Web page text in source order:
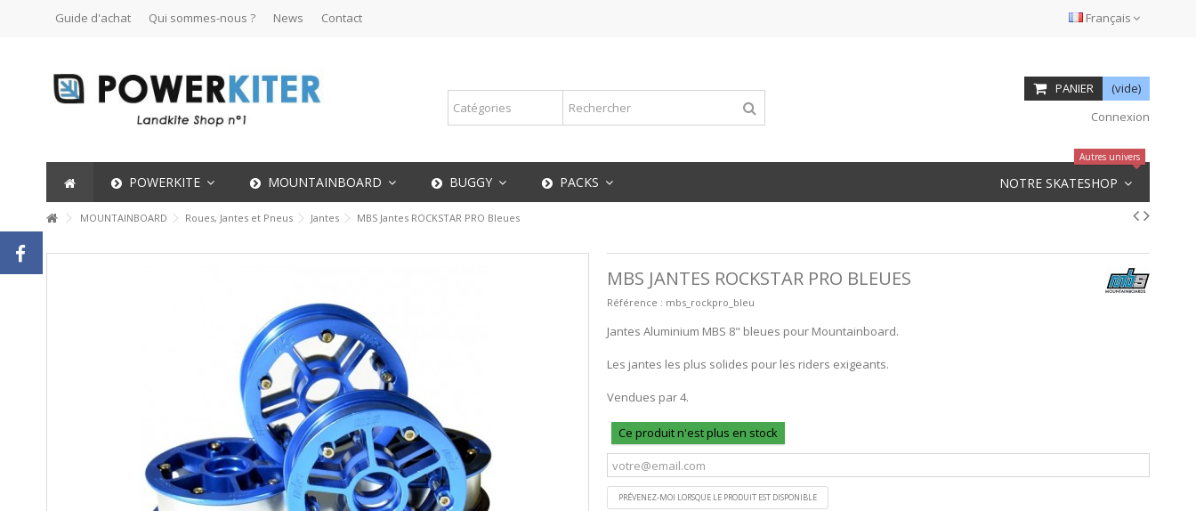
Français
Guide d'achat Qui sommes-nous ? News Contact
PANIER
(vide)
Connexion
POWERKITE MOUNTAINBOARD BUGGY PACKS NOTRE SKATESHOP
Autres univers
MOUNTAINBOARD Roues, Jantes et Pneus Jantes MBS Jantes ROCKSTAR PRO Bleues
MBS JANTES ROCKSTAR PRO BLEUES
Référence : mbs_rockpro_bleu
Jantes Aluminium MBS 8" bleues pour Mountainboard.
Les jantes les plus solides pour les riders exigeants.
Vendues par 4.
Ce produit n'est plus en stock
PRÉVENEZ-MOI LORSQUE LE PRODUIT EST DISPONIBLE